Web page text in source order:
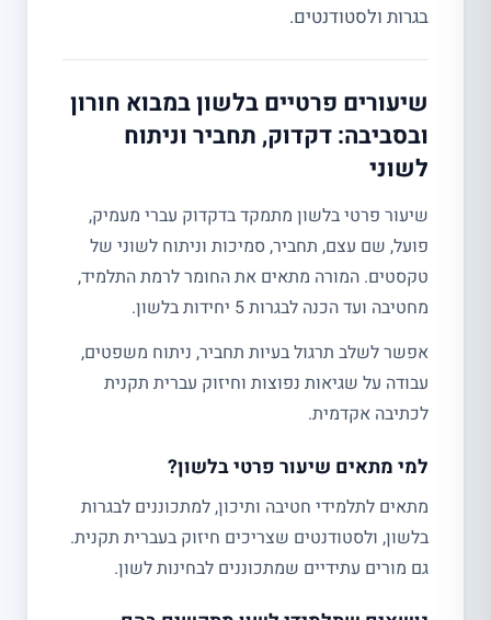
בגרות ולסטודנטים.
שיעורים פרטיים בלשון במבוא חורון
ובסביבה: דקדוק, תחביר וניתוח
לשוני
שיעור פרטי בלשון מתמקד בדקדוק עברי מעמיק,
פועל, שם עצם, תחביר, סמיכות וניתוח לשוני של
טקסטים. המורה מתאים את החומר לרמת התלמיד,
מחטיבה ועד הכנה לבגרות 5 יחידות בלשון.
אפשר לשלב תרגול בעיות תחביר, ניתוח משפטים,
עבודה על שגיאות נפוצות וחיזוק עברית תקנית
לכתיבה אקדמית.
למי מתאים שיעור פרטי בלשון?
מתאים לתלמידי חטיבה ותיכון, למתכוננים לבגרות
בלשון, ולסטודנטים שצריכים חיזוק בעברית תקנית.
גם מורים עתידיים שמתכוננים לבחינות לשון.